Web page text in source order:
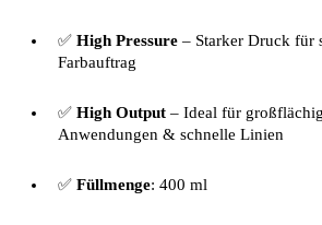
✅ High Pressure – Starker Druck für
Farbauftrag
✅ High Output – Ideal für
Anwendungen & schnelle Linien
✅ Füllmenge: 400 ml